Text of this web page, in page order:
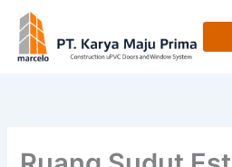
content